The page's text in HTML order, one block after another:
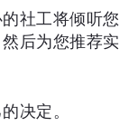
社工将倾听您
后为您推荐实
决定。